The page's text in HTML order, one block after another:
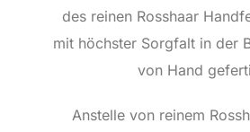
des reinen Rosshaar
mit höchster Sorgfalt in der
von Hand
Anstelle von reinem